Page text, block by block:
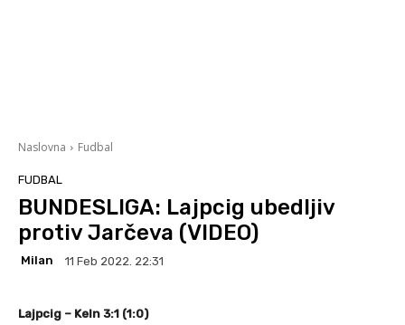
Naslovna Fudbal
FUDBAL
BUNDESLIGA: Lajpcig ubedljiv
protiv Jarčeva (VIDEO)
Milan 11 Feb 2022. 22:31
Lajpcig – Keln 3:1 (1:0)